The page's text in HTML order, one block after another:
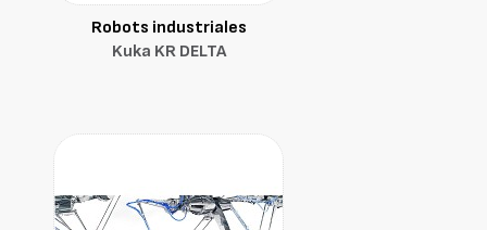
Robots industriales
Kuka KR DELTA